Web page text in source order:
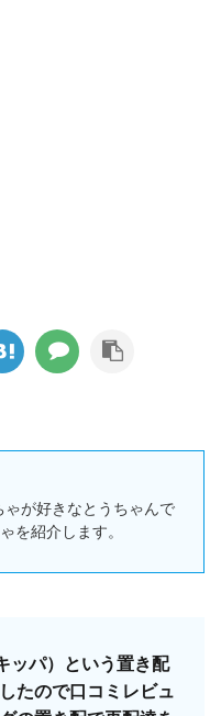
が好きなとうちゃんで
を紹介します。
ッパ）という置き配
たので口コミレビュ